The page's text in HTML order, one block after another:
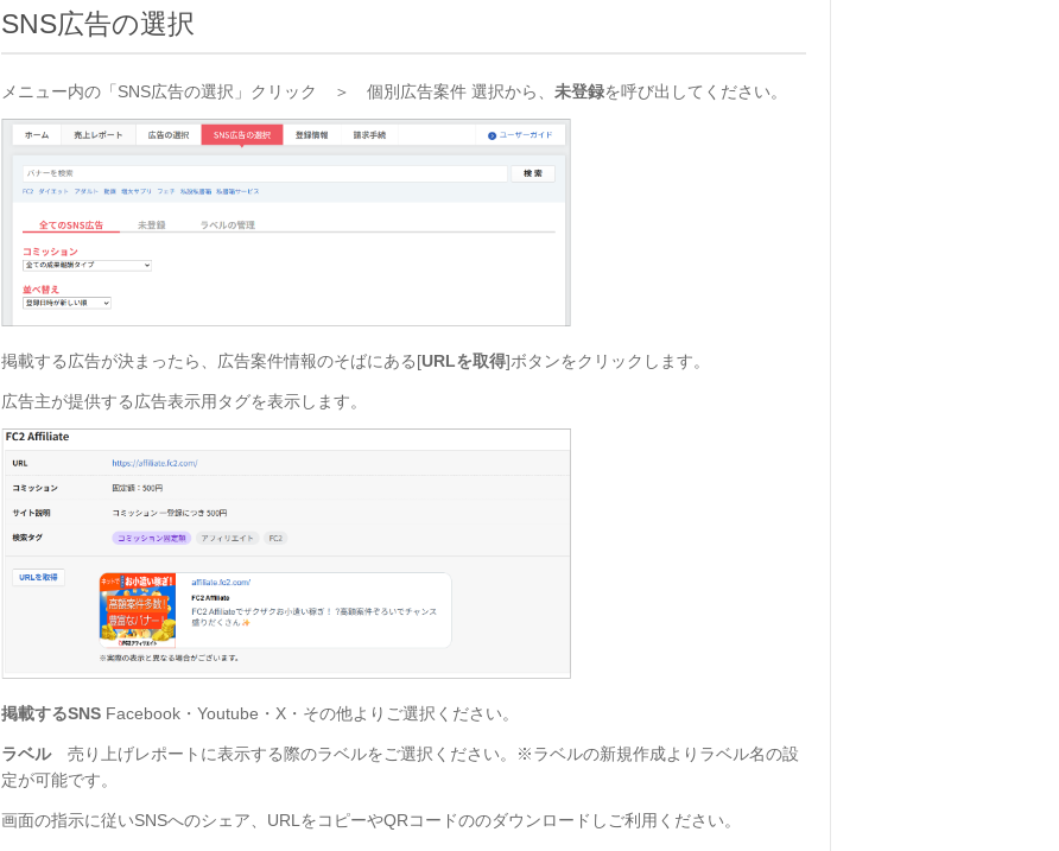
SNS広告の選択
メニュー内の「SNS広告の選択」クリック ＞ 個別広告案件 選択から、 未登録を呼び出してください。
掲載する広告が決まったら、広告案件情報のそばにある[URLを取得]ボタンをクリックします。
広告主が提供する広告表示用タグを表示します。
掲載するSNS Facebook・Youtube・X・その他よりご選択ください。
ラベル売り上げレポートに表示する際のラベルをご選択ください。※ラベルの新規作成よりラベル名の設
定が可能です。
画面の指示に従いSNSへのシェア、URLをコピーやQRコードののダウンロードしご利用ください。